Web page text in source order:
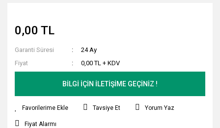
0,00 TL
Garanti Süresi
24 Ay
Fiyat
0,00 TL + KDV
BİLGİ İÇİN İLETİŞİME GEÇİNİZ !
Tavsiye Et Yorum Yaz
Fiyat Alarmı